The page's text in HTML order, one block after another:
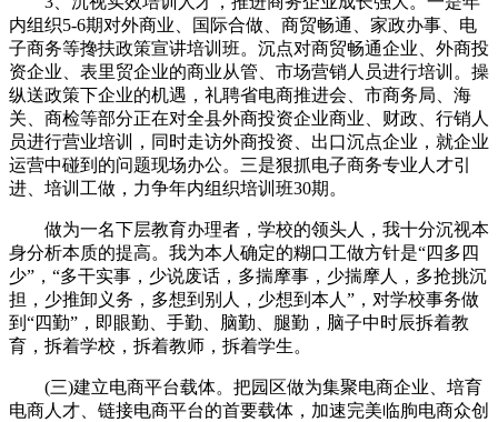
内组织5-6期对外商业、国际合做、商贸畅通、家政办事、电
子商务等搀扶政策宣讲培训班。沉点对商贸畅通企业、外商投
资企业、表里贸企业的商业从管、市场营销人员进行培训。操
纵送政策下企业的机遇，礼聘省电商推进会、市商务局、海
关、商检等部分正在对全县外商投资企业商业、财政、行销人
员进行营业培训，同时走访外商投资、出口沉点企业，就企业
运营中碰到的问题现场办公。三是狠抓电子商务专业人才引
进、培训工做，力争年内组织培训班30期。
做为一名下层教育办理者，学校的领头人，我十分沉视本
身分析本质的提高。我为本人确定的糊口工做方针是“四多四
少”，“多干实事，少说废话，多揣摩事，少揣摩人，多抢挑沉
担，少推卸义务，多想到别人，少想到本人”，对学校事务做
到“四勤”，即眼勤、手勤、脑勤、腿勤，脑子中时辰拆着教
育，拆着学校，拆着教师，拆着学生。
(三)建立电商平台载体。把园区做为集聚电商企业、培育
电商人才、链接电商平台的首要载体，加速完美临朐电商众创